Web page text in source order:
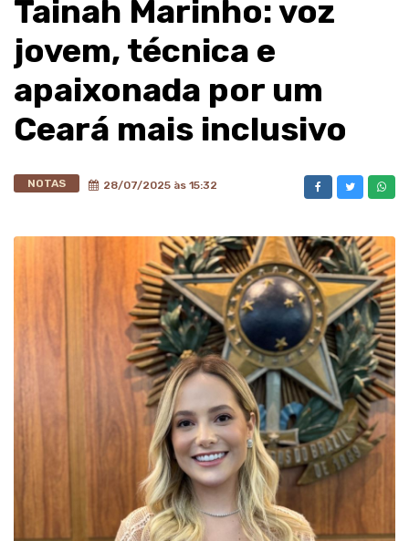
Tainah Marinho: voz
jovem, técnica e
apaixonada por um
Ceará mais inclusivo
NOTAS 28/07/2025 às 15:32